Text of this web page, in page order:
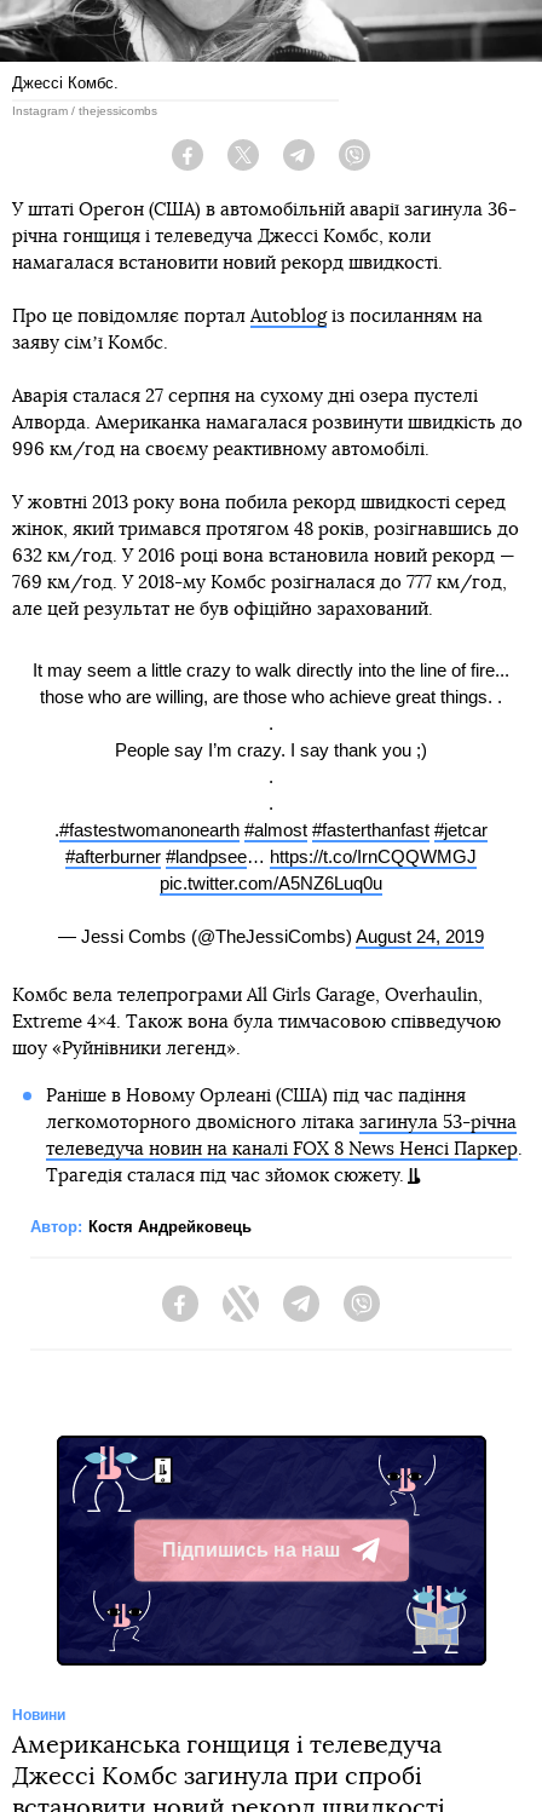
Джессі Комбс.
Instagram / thejessicombs
Facebook Twitter Telegram
У штаті Орегон (США) в автомобільній аварії загинула 36-
річна гонщиця і телеведуча Джессі Комбс, коли
намагалася встановити новий рекорд швидкості.
Про це повідомляє порталAutoblogіз посиланням на
заяву сімʼї Комбс.
Аварія сталася 27 серпня на сухому дні озера пустелі
Алворда. Американка намагалася розвинути швидкість до
996 км/год на своєму реактивному автомобілі.
У жовтні 2013 року вона побила рекорд швидкості серед
жінок, який тримався протягом 48 років, розігнавшись до
632 км/год. У 2016 році вона встановила новий рекорд —
769 км/год. У 2018-му Комбс розігналася до 777 км/год,
але цей результат не був офіційно зарахований.
It may seem a little crazy to walk directly into the line of fire...
those who are willing, are those who achieve great things. .
.
People say I’m crazy. I say thank you ;)
.
.
.#fastestwomanonearth #almost #fasterthanfast #jetcar
#afterburner #landpsee… https://t.co/IrnCQQWMGJ
pic.twitter.com/A5NZ6Luq0u
— Jessi Combs (@TheJessiCombs) August 24, 2019
Комбс вела телепрограми All Girls Garage, Overhaulin,
Extreme 4×4. Також вона була тимчасовою співведучою
шоу «Руйнівники легенд».
Раніше в Новому Орлеані (США) під час падіння
легкомоторного двомісного літака загинула 53-річна
телеведуча новин на каналі FOX 8 News Ненсі Паркер.
Трагедія сталася під час зйомок сюжету.
Автор: Костя Андрейковець
FacebookTwitter Telegram
Підпишись на наш
Telegram
Новини
Американська гонщиця і телеведуча
Джессі Комбс загинула при спробі